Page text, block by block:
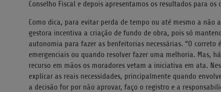
Conselho Fiscal e depois apresentamos os resultados para os
Como dica, para evitar perda de tempo ou até mesmo a não
gestora incentiva a criação de fundo de obra, pois só
autonomia para fazer as benfeitorias necessárias. “O
emergenciais ou quando resolver fazer uma melhoria. Mas,
recurso em mãos os moradores vetam a iniciativa em ata.
explicar as reais necessidades, principalmente quando
a decisão for por não aprovar, faço o registro e a